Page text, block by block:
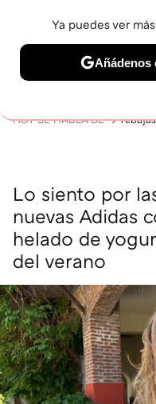
BELLEZA SHOPPING
HOY SE HABLA DE rebajas
Lo siento por
nuevas Adidas
helado de
del verano
Ya puedes ver
Añádenos